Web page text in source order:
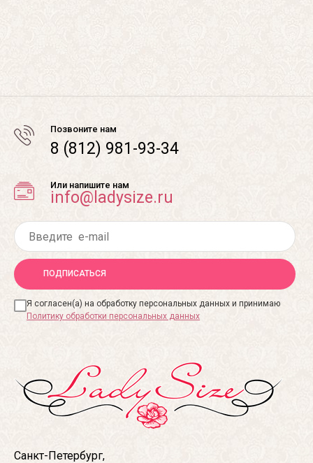
Позвоните нам
8 (812) 981-93-34
Или напишите нам
info@ladysize.ru
ПОДПИСАТЬСЯ
Я согласен(а) на обработку персональных данных и принимаю
Политику обработки персональных данных
Санкт-Петербург,